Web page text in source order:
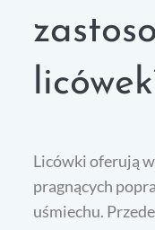
Licówki oferują
pragnących
uśmiechu.